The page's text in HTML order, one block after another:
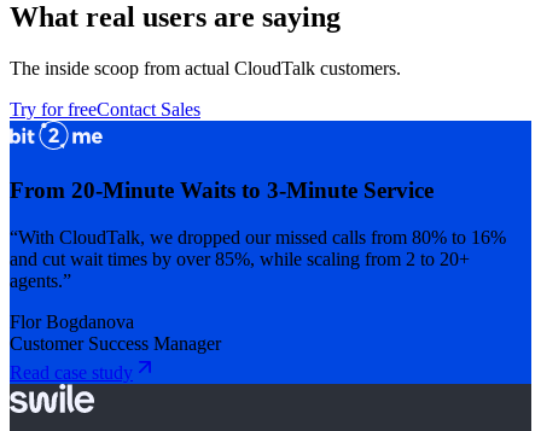
What real users are saying
The inside scoop from actual CloudTalk customers.
Try for freeContact Sales
From 20-Minute Waits to 3-Minute Service
“With CloudTalk, we dropped our missed calls from 80% to 16%
and cut wait times by over 85%, while scaling from 2 to 20+
agents.”
Flor Bogdanova
Customer Success Manager
Read case study